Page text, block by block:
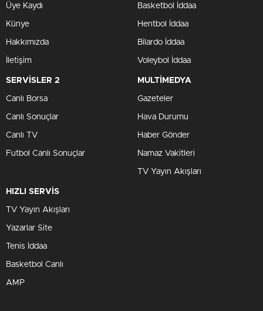
Üye Kaydı
Künye
Hakkımızda
İletişim
Basketbol İddaa
Hentbol İddaa
Bilardo İddaa
Voleybol İddaa
SERVİSLER 2
Canlı Borsa
Canlı Sonuçlar
Canlı TV
Futbol Canlı Sonuçlar
MULTİMEDYA
Gazeteler
Hava Durumu
Haber Gönder
Namaz Vakitleri
TV Yayın Akışları
HIZLI SERVİS
TV Yayın Akışları
Yazarlar Site
Tenis İddaa
Basketbol Canlı
AMP